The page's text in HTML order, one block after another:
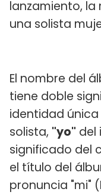
lanzamiento,
una solista
El nombre del
tiene doble
identidad única
solista, "yo" del
significado del
el título del
pronuncia "mi"